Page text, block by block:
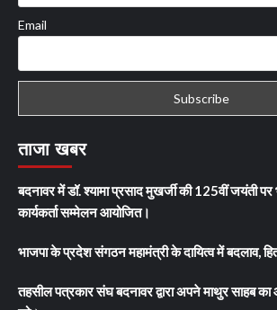
Email
ताजा खबर
बदनावर में डॉ. श्यामा प्रसाद मुखर्जी की 125वीं जयंती पर
कार्यकर्ता सम्मेलन आयोजित।
भाजपा के प्रदेश संगठन महामंत्री के दायित्व में बदलाव,
तहसील पत्रकार संघ बदनावर द्वारा अपने माथुर साहब